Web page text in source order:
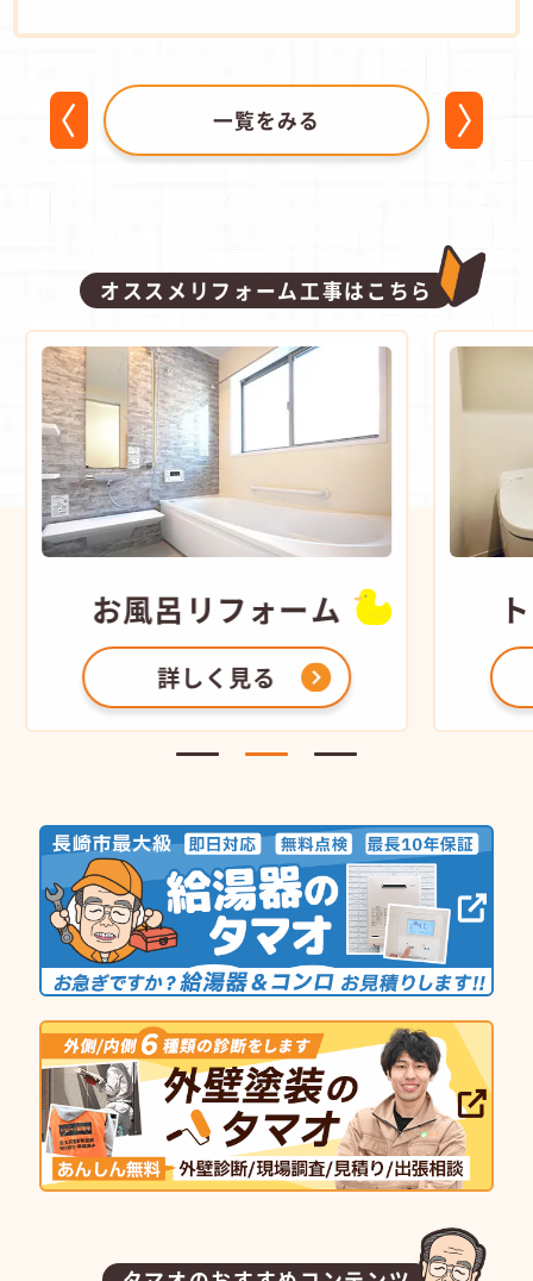
一覧をみる
オススメリフォーム工事はこちら
お風呂 リフォーム
詳しく見る